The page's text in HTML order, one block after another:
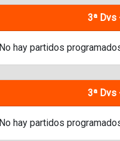
3ª Dvs
No hay partidos
3ª Dvs
No hay partidos